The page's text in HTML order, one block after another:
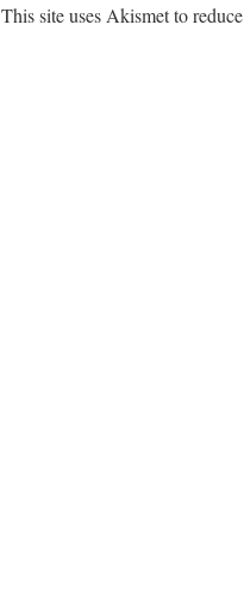
This site uses Akismet to